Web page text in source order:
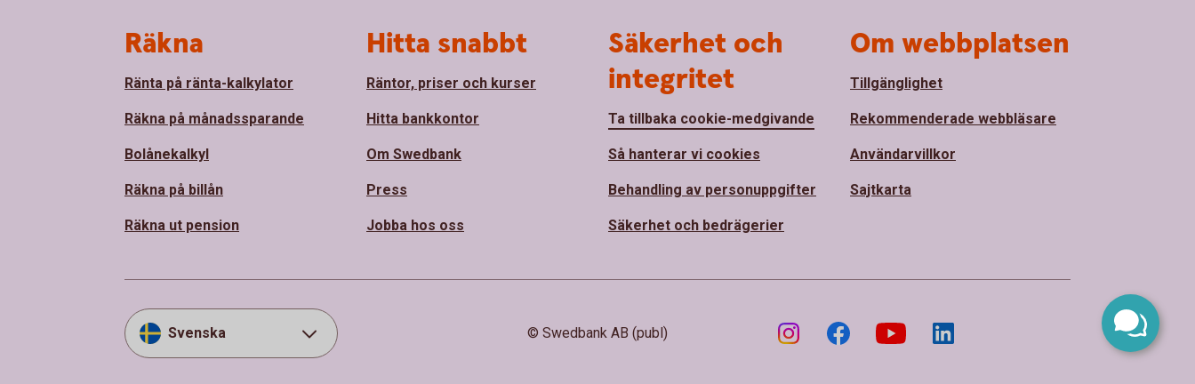
Räkna
Ränta på ränta-kalkylator
Räkna på månadssparande
Bolånekalkyl
Räkna på billån
Räkna ut pension
Hitta snabbt
Räntor, priser och kurser
Hitta bankkontor
Om Swedbank
Press
Jobba hos oss
Säkerhet och
integritet
Ta tillbaka cookie-medgivande
Så hanterar vi cookies
Behandling av personuppgifter
Säkerhet och bedrägerier
Om webbplatsen
Tillgänglighet
Rekommenderade webbläsare
Användarvillkor
Sajtkarta
Svenska © Swedbank AB (publ)